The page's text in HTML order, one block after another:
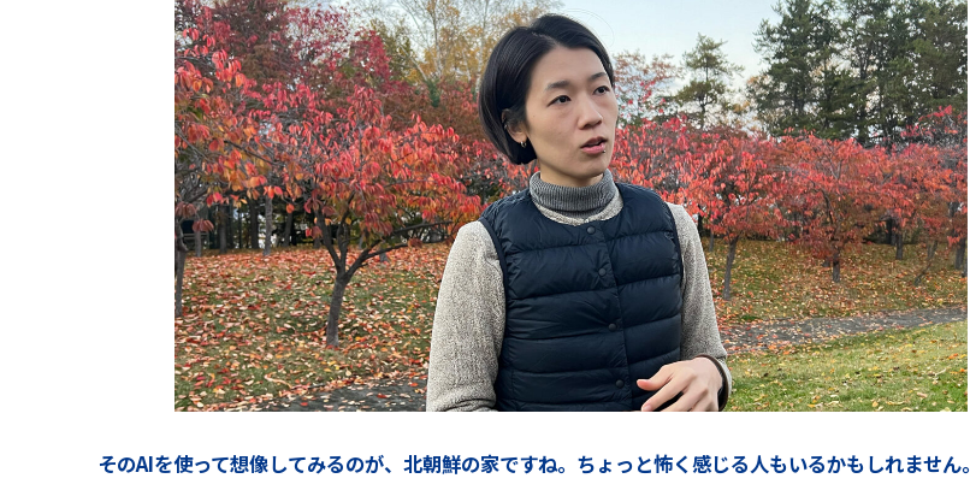
そのAIを使って想像してみるのが、北朝鮮の家ですね。ちょっと怖く感じる人もいるかもしれません。